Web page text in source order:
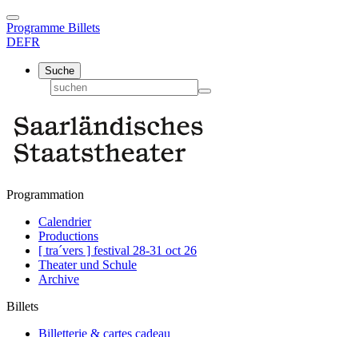
Programme Billets
DEFR
Suche
Programmation
Calendrier
Productions
[ tra´vers ] festival 28-31 oct 26
Theater und Schule
Archive
Billets
Billetterie & cartes cadeau